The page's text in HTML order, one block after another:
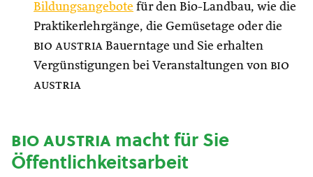
Bildungsangebote für den Bio-Landbau, wie die
Praktikerlehrgänge, die Gemüsetage oder die
bio austria Bauerntage und Sie erhalten
Vergünstigungen bei Veranstaltungen von bio
austria
bio austriamacht für Sie
Öffentlichkeitsarbeit